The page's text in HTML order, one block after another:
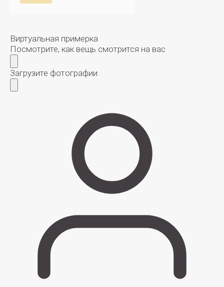
Виртуальная примерка
Посмотрите, как вещь смотрится на вас
Загрузите фотографии